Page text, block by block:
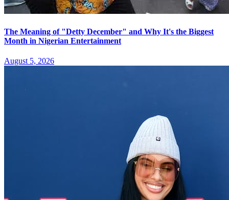
The Meaning of "Detty December" and Why It's the Biggest
Month in Nigerian Entertainment
August 5, 2026